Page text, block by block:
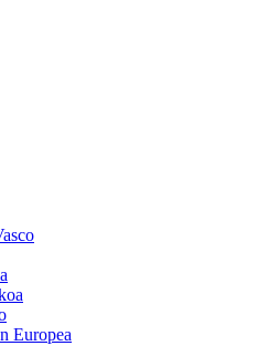
Europea